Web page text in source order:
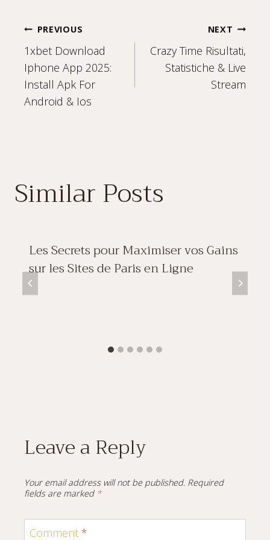
Post
navigation
PREVIOUS
1xbet Download
Iphone App 2025:
Install Apk For
Android & Ios
NEXT
Crazy Time Risultati,
Statistiche & Live
Stream
Similar Posts
Les Secrets pour Maximiser vos Gains
sur les Sites de Paris en Ligne
Leave a Reply
Your email address will not be published. Required
fields are marked *
Comment *